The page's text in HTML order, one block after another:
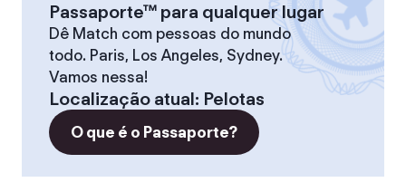
Passaporte™ para qualquer lugar
Dê Match com pessoas do mundo
todo. Paris, Los Angeles, Sydney.
Vamos nessa!
Localização atual: Pelotas
O que é o Passaporte?